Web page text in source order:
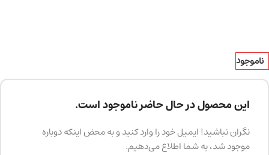
ناموجود
این محصول در حال حاضر ناموجود است.
نگران نباشید! ایمیل خود را وارد کنید و به محض اینکه دوباره
موجود شد، به شما اطلاع می‌دهیم.